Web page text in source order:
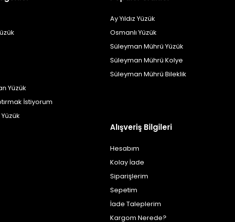
Yüzük
İstiyorum
Ay Yıldız Yüzük
Osmanlı Yüzük
Süleyman Mührü Yüzük
Süleyman Mührü Kolye
Süleyman Mührü Bileklik
Alışveriş Bilgileri
Hesabım
Kolay İade
Siparişlerim
Sepetim
İade Taleplerim
Kargom Nerede?